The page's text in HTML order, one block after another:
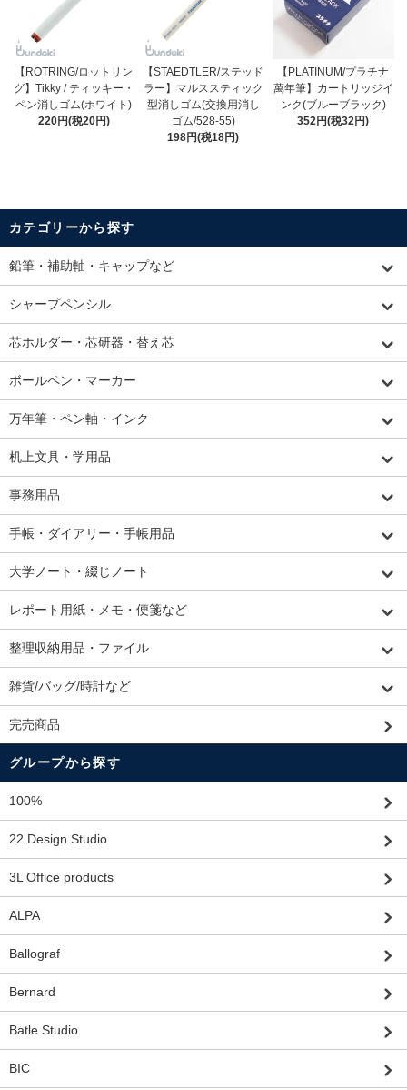
【ROTRING/ロットリン
グ】Tikky / ティッキー・
ペン消しゴム(ホワイト)
220円(税20円)
【STAEDTLER/ステッド
ラー】マルススティック
型消しゴム(交換用消し
ゴム/528-55)
198円(税18円)
【PLATINUM/プラチナ
萬年筆】カートリッジイ
ンク(ブルーブラック)
352円(税32円)
カテゴリーから探す
鉛筆・補助軸・キャップなど
シャープペンシル
芯ホルダー・芯研器・替え芯
ボールペン・マーカー
万年筆・ペン軸・インク
机上文具・学用品
事務用品
手帳・ダイアリー・手帳用品
大学ノート・綴じノート
レポート用紙・メモ・便箋など
整理収納用品・ファイル
雑貨/バッグ/時計など
完売商品
グループから探す
100%
22 Design Studio
3L Office products
ALPA
Ballograf
Bernard
Batle Studio
BIC